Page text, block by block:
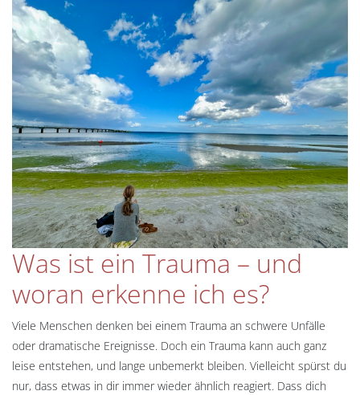
Was ist ein Trauma – und
woran erkenne ich es?
Viele Menschen denken bei einem Trauma an schwere Unfälle
oder dramatische Ereignisse. Doch ein Trauma kann auch ganz
leise entstehen, und lange unbemerkt bleiben. Vielleicht spürst du
nur, dass etwas in dir immer wieder ähnlich reagiert. Dass dich